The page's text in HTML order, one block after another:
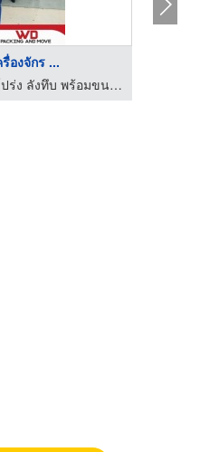
องจักร ...
บริการแพ็คกิ้งลังไม้ ลังโปร่ง ลังทึบ พร้อมขนย้ายสินค้าอุตสาหกรรม